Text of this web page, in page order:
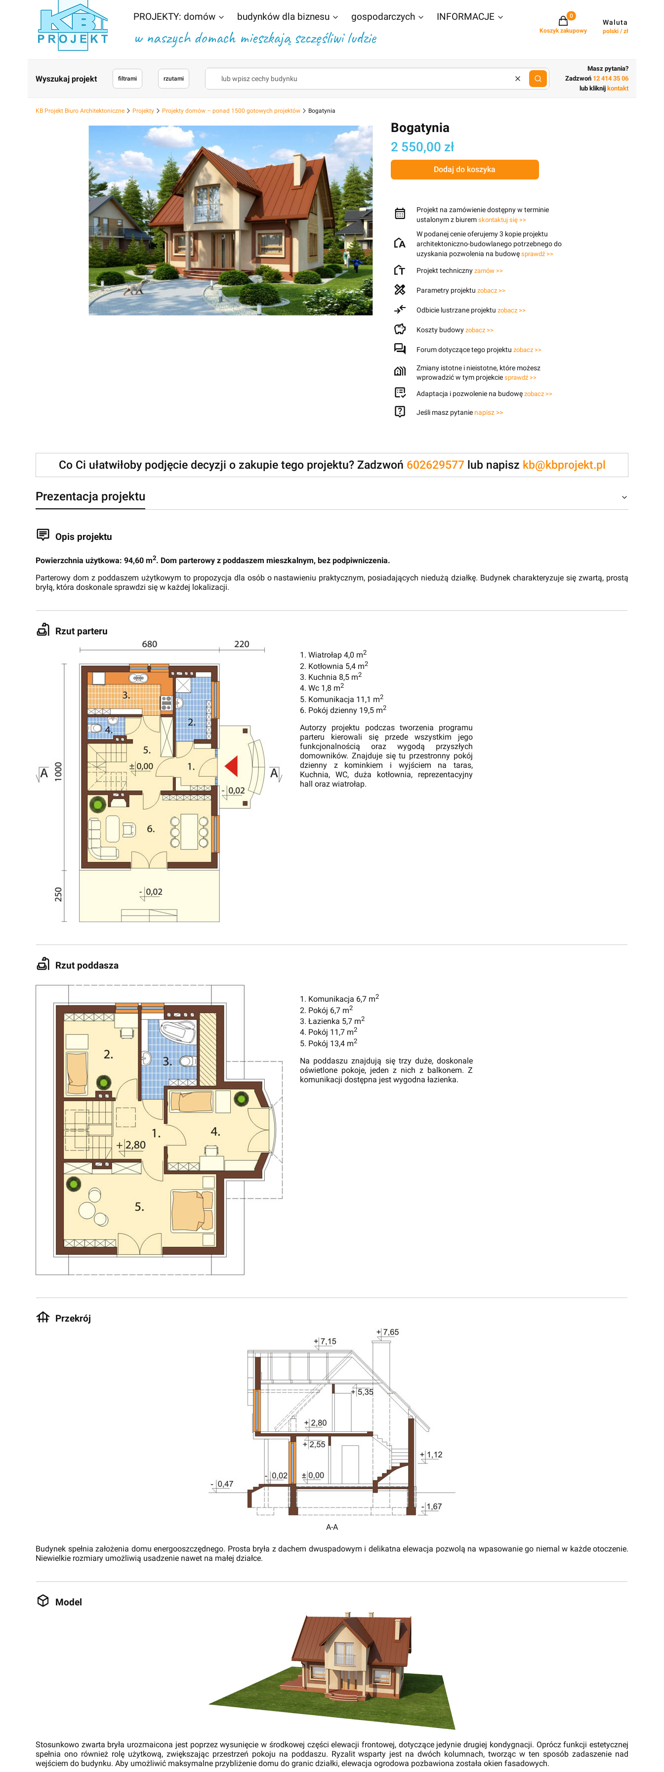
PROJEKTY: domów budynków dla biznesu gospodarczych INFORMACJE
w naszych domach mieszkają szczęśliwi ludzie
Projekty w koszyku: 0. Zobacz
Koszyk zakupowy
Waluta
polski / zł
Wyszukaj projekt filtrami rzutami
Wyczyśćlub wpisz cechy budynku
Masz pytania?
Zadzwoń 12 414 35 06
lub kliknij kontakt
KB Projekt Biuro Architektoniczne Projekty Projekty domów – ponad 1500 gotowych projektów Bogatynia
Bogatynia
Cena
2 550,00 zł
Dodaj do koszyka
Projekt na zamówienie dostępny w terminie
ustalonym z biurem skontaktuj się >>
W podanej cenie oferujemy 3 kopie projektu
architektoniczno-budowlanego potrzebnego do
uzyskania pozwolenia na budowę sprawdź >>
Projekt techniczny zamów >>
Parametry projektu zobacz >>
Odbicie lustrzane projektu zobacz >>
Koszty budowy zobacz >>
Forum dotyczące tego projektu zobacz >>
Zmiany istotne i nieistotne, które możesz
wprowadzić w tym projekcie sprawdź >>
Adaptacja i pozwolenie na budowę zobacz >>
Jeśli masz pytanie napisz >>
Co Ci ułatwiłoby podjęcie decyzji o zakupie tego projektu? Zadzwoń 602629577lub napisz kb@kbprojekt.pl
Prezentacja projektu
Opis projektu
Powierzchnia użytkowa: 94,60 m2. Dom parterowy z poddaszem mieszkalnym, bez podpiwniczenia.
Parterowy dom z poddaszem użytkowym to propozycja dla osób o nastawieniu praktycznym, posiadających niedużą działkę. Budynek charakteryzuje się zwartą, prostą
bryłą, która doskonale sprawdzi się w każdej lokalizacji.
Rzut parteru
1. Wiatrołap 4,0 m2
2. Kotłownia 5,4 m2
3. Kuchnia 8,5 m2
4. Wc 1,8 m2
5. Komunikacja 11,1 m2
6. Pokój dzienny 19,5 m2
Autorzy projektu podczas tworzenia programu
parteru kierowali się przede wszystkim jego
funkcjonalnością oraz wygodą przyszłych
domowników. Znajduje się tu przestronny pokój
dzienny z kominkiem i wyjściem na taras,
Kuchnia, WC, duża kotłownia, reprezentacyjny
hall oraz wiatrołap.
Rzut poddasza
1. Komunikacja 6,7 m2
2. Pokój 6,7 m2
3. Łazienka 5,7 m2
4. Pokój 11,7 m2
5. Pokój 13,4 m2
Na poddaszu znajdują się trzy duże, doskonale
oświetlone pokoje, jeden z nich z balkonem. Z
komunikacji dostępna jest wygodna łazienka.
Przekrój
A-A
Budynek spełnia założenia domu energooszczędnego. Prosta bryła z dachem dwuspadowym i delikatna elewacja pozwolą na wpasowanie go niemal w każde otoczenie.
Niewielkie rozmiary umożliwią usadzenie nawet na małej działce.
Model
Stosunkowo zwarta bryła urozmaicona jest poprzez wysunięcie w środkowej części elewacji frontowej, dotyczące jedynie drugiej kondygnacji. Oprócz funkcji estetycznej
spełnia ono również rolę użytkową, zwiększając przestrzeń pokoju na poddaszu. Ryzalit wsparty jest na dwóch kolumnach, tworząc w ten sposób zadaszenie nad
wejściem do budynku. Aby umożliwić maksymalne przybliżenie domu do granic działki, elewacja ogrodowa pozbawiona została okien fasadowych.